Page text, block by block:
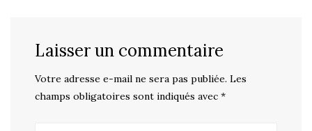
Laisser un commentaire
Votre adresse e-mail ne sera pas publiée. Les
champs obligatoires sont indiqués avec *